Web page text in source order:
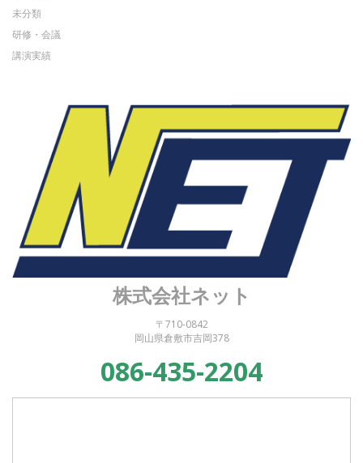
未分類
研修・会議
講演実績
株式会社ネット
〒710-0842
岡山県倉敷市吉岡378
086-435-2204